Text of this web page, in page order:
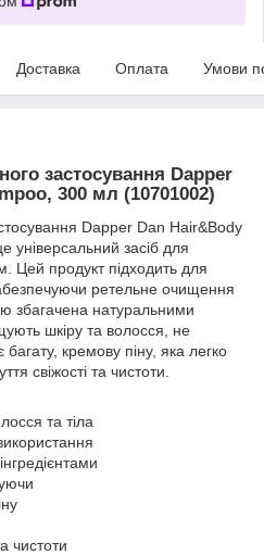
Доставка Оплата Умови
застосування Dapper
300 мл (10701002)
Dapper Dan Hair&Body
засіб для
Цей продукт підходить для
ретельне очищення
збагачена натуральними
шкіру та волосся, не
кремову піну, яка легко
свіжості та чистоти.
та тіла
чистоти